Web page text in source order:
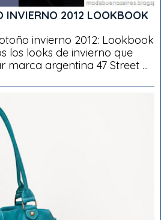
INVIERNO 2012 LOOKBOOK
invierno 2012: Lookbook
los looks de invierno que
argentina 47 Street ...